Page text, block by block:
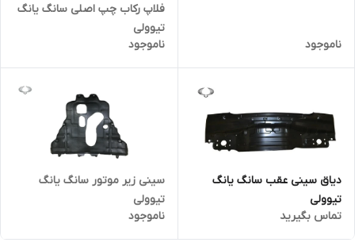
ناموجود
فلاپ رکاب چپ اصلی سانگ یانگ
تیوولی
ناموجود
دیاق سینی عقب سانگ یانگ
تیوولی
تماس بگیرید
سینی زیر موتور سانگ یانگ
تیوولی
ناموجود